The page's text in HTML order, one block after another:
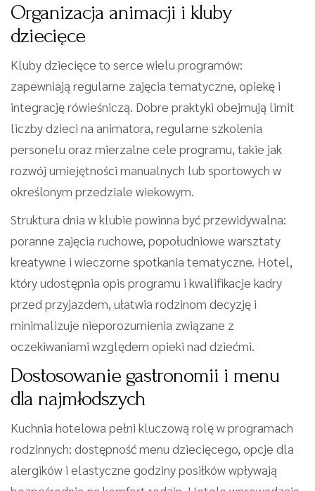
Organizacja animacji i kluby
dziecięce
Kluby dziecięce to serce wielu programów:
zapewniają regularne zajęcia tematyczne, opiekę i
integrację rówieśniczą. Dobre praktyki obejmują limit
liczby dzieci na animatora, regularne szkolenia
personelu oraz mierzalne cele programu, takie jak
rozwój umiejętności manualnych lub sportowych w
określonym przedziale wiekowym.
Struktura dnia w klubie powinna być przewidywalna:
poranne zajęcia ruchowe, popołudniowe warsztaty
kreatywne i wieczorne spotkania tematyczne. Hotel,
który udostępnia opis programu i kwalifikacje kadry
przed przyjazdem, ułatwia rodzinom decyzję i
minimalizuje nieporozumienia związane z
oczekiwaniami względem opieki nad dziećmi.
Dostosowanie gastronomii i menu
dla najmłodszych
Kuchnia hotelowa pełni kluczową rolę w programach
rodzinnych: dostępność menu dziecięcego, opcje dla
alergików i elastyczne godziny posiłków wpływają